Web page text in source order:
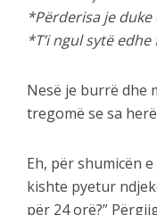
*Përderisa je
*T’i ngul sytë
Nesë je burrë dhe
tregomë se sa
Eh, për shumicën
kishte pyetur
për 24 orë?”